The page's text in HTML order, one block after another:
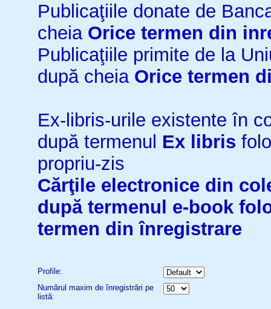
Publicaţiile donate de
cheia Orice termen din
Publicaţiile primite de la
după cheia Orice termen
Ex-libris-urile existente în
după termenul Ex libris
propriu-zis
Cărţile electronice din
după termenul e-book
termen din înregistrare
Profile:
Numărul maxim de înregistrări pe
listă: